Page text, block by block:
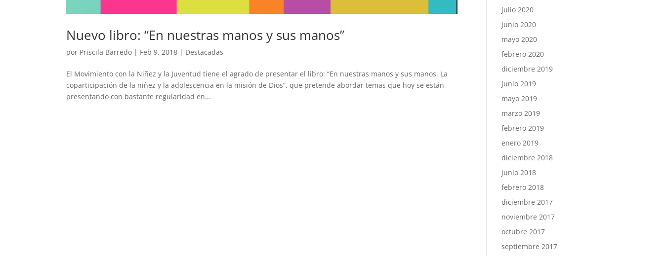
Nuevo libro: “En nuestras manos y sus manos”
por Priscila Barredo | Feb 9, 2018 | Destacadas
El Movimiento con la Niñez y la Juventud tiene el agrado de presentar el libro: “En nuestras manos y sus manos. La
coparticipación de la niñez y la adolescencia en la misión de Dios”, que pretende abordar temas que hoy se están
presentando con bastante regularidad en...
julio 2020
junio 2020
mayo 2020
febrero 2020
diciembre 2019
junio 2019
mayo 2019
marzo 2019
febrero 2019
enero 2019
diciembre 2018
junio 2018
febrero 2018
diciembre 2017
noviembre 2017
octubre 2017
septiembre 2017